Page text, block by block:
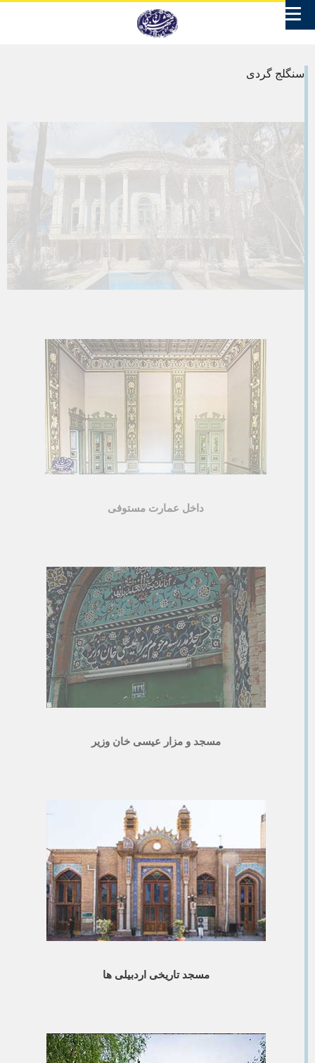
سنگلج گردی
داخل عمارت مستوفی
مسجد و مزار عیسی خان وزیر
مسجد تاریخی اردبیلی ها